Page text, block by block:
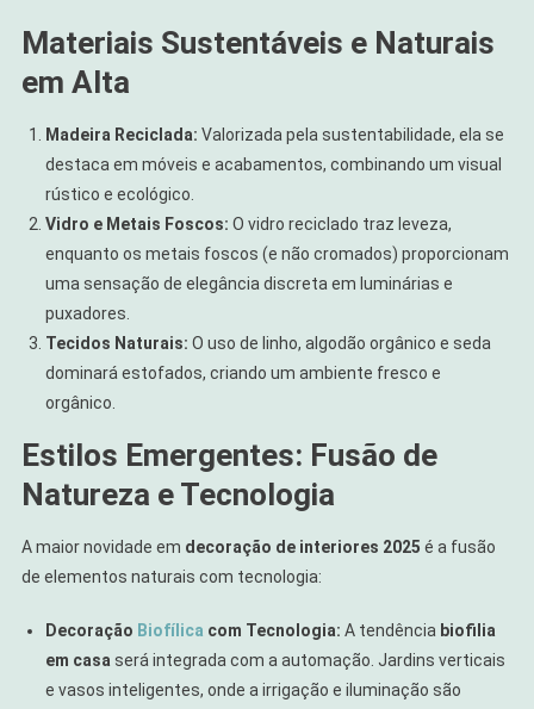
Materiais Sustentáveis e Naturais
em Alta
Madeira Reciclada: Valorizada pela sustentabilidade, ela se
destaca em móveis e acabamentos, combinando um visual
rústico e ecológico.
Vidro e Metais Foscos: O vidro reciclado traz leveza,
enquanto os metais foscos (e não cromados) proporcionam
uma sensação de elegância discreta em luminárias e
puxadores.
Tecidos Naturais: O uso de linho, algodão orgânico e seda
dominará estofados, criando um ambiente fresco e
orgânico.
Estilos Emergentes: Fusão de
Natureza e Tecnologia
A maior novidade em decoração de interiores 2025 é a fusão
de elementos naturais com tecnologia:
Decoração Biofílica com Tecnologia: A tendência biofilia
em casa será integrada com a automação. Jardins verticais
e vasos inteligentes, onde a irrigação e iluminação são